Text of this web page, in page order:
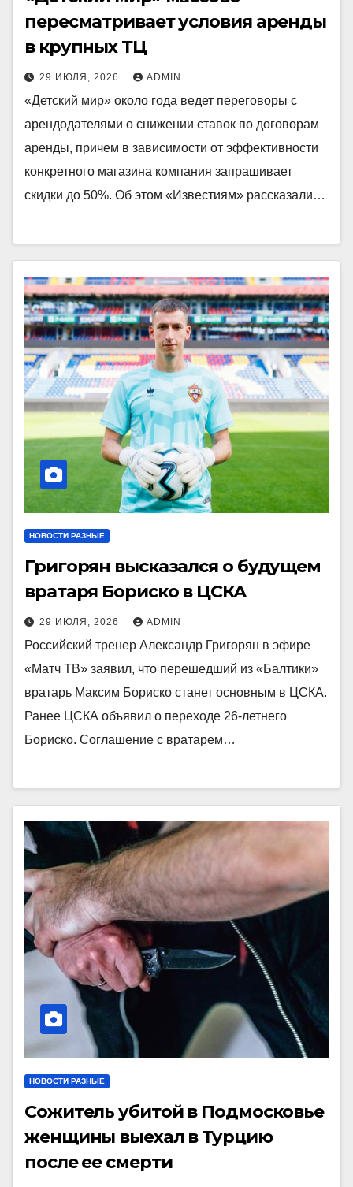
пересматривает условия аренды
в крупных ТЦ
29 ИЮЛЯ, 2026 ADMIN
«Детский мир» около года ведет переговоры с
арендодателями о снижении ставок по договорам
аренды, причем в зависимости от эффективности
конкретного магазина компания запрашивает
скидки до 50%. Об этом «Известиям» рассказали…
НОВОСТИ РАЗНЫЕ
Григорян высказался о будущем
вратаря Бориско в ЦСКА
29 ИЮЛЯ, 2026 ADMIN
Российский тренер Александр Григорян в эфире
«Матч ТВ» заявил, что перешедший из «Балтики»
вратарь Максим Бориско станет основным в ЦСКА.
Ранее ЦСКА объявил о переходе 26‑летнего
Бориско. Соглашение с вратарем…
НОВОСТИ РАЗНЫЕ
Сожитель убитой в Подмосковье
женщины выехал в Турцию
после ее смерти